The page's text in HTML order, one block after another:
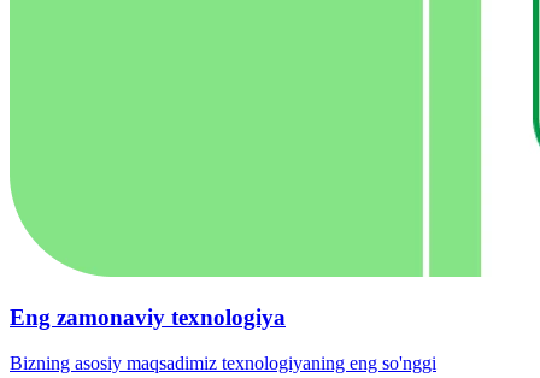
Eng zamonaviy texnologiya
Bizning asosiy maqsadimiz texnologiyaning eng so'nggi